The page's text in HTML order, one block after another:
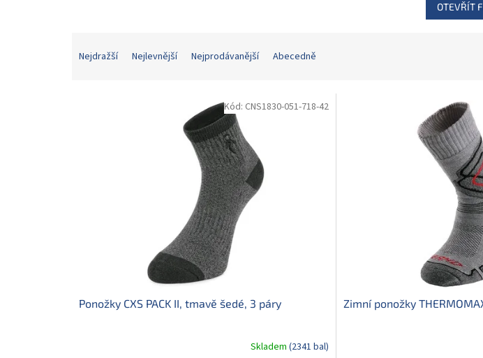
OTEVŘÍT
Nejdražší Nejlevnější Nejprodávanější Abecedně
Ponožky CXS PACK II, tmavě šedé, 3 páry
Skladem(2341 bal)
Kód: CNS1830-051-718-42
Zimní ponožky